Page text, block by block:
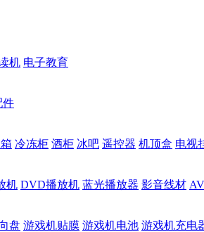
机 电子教育
件
冷冻柜 酒柜 冰吧 遥控器 机顶盒 电视
机 DVD播放机 蓝光播放器 影音线材
盘 游戏机贴膜 游戏机电池 游戏机充电